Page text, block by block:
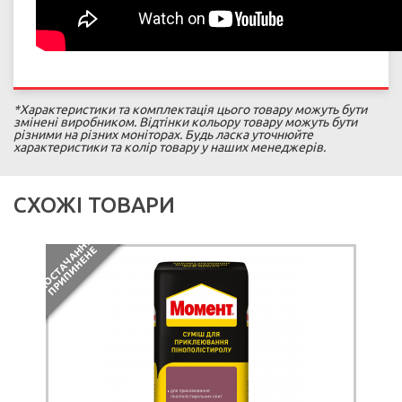
*Характеристики та комплектація цього товару можуть бути
змінені виробником. Відтінки кольору товару можуть бути
різними на різних моніторах. Будь ласка уточнюйте
характеристики та колір товару у наших менеджерів.
СХОЖІ ТОВАРИ
П
І
Д
З
А
М
О
В
Л
Е
Н
Н
Я